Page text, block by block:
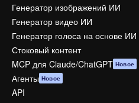
Генератор изображений ИИ
Генератор видео ИИ
Генератор голоса на основе ИИ
Стоковый контент
MCP для Claude/ChatGPT Новое
Агенты Новое
API